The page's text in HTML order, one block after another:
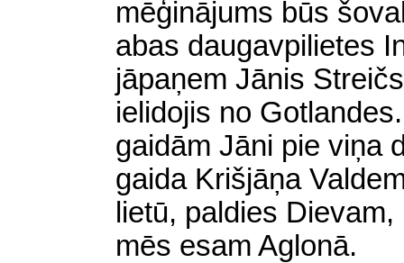
mēģinājums būs
abas daugavpilietes
jāpaņem Jānis
ielidojis no
gaidām Jāni pie viņa
gaida Krišjāņa
lietū, paldies
mēs esam Aglonā.